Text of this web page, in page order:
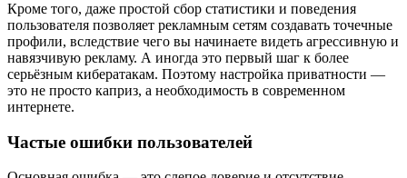
Кроме того, даже простой сбор статистики и поведения
пользователя позволяет рекламным сетям создавать точечные
профили, вследствие чего вы начинаете видеть агрессивную и
навязчивую рекламу. А иногда это первый шаг к более
серьёзным кибератакам. Поэтому настройка приватности —
это не просто каприз, а необходимость в современном
интернете.
Частые ошибки пользователей